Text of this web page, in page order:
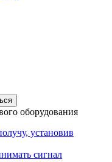
оборудования
установив
сигнал